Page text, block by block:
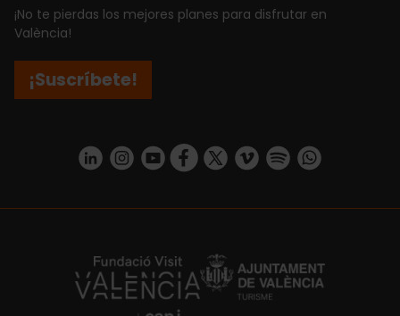
¡No te pierdas los mejores planes para disfrutar en
València!
¡Suscríbete!
https://www.linkedin.com/company/turismo-valencia/mycompany/
https://www.instagram.com/visit_valencia/
https://www.youtube.com/user/
https://www.facebook.com/
https://twitter.com/
https://vimeo.com/
https://https://api.whatsapp.com/
https://fundacion.visitvalencia.com/